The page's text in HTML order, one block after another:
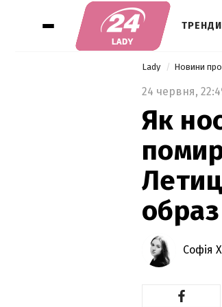
Lady Новини
24 червня,
Як
образ
Софія